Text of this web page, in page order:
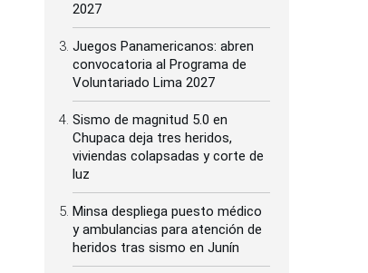
2027
Juegos Panamericanos: abren
convocatoria al Programa de
Voluntariado Lima 2027
Sismo de magnitud 5.0 en
Chupaca deja tres heridos,
viviendas colapsadas y corte de
luz
Minsa despliega puesto médico
y ambulancias para atención de
heridos tras sismo en Junín